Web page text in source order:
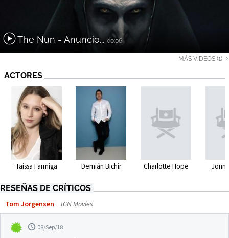
The Nun - Anuncio... 00:06
MÁS VIDEOS (1)
ACTORES
Taissa Farmiga Demián Bichir Charlotte Hope
RESEÑAS DE CRÍTICOS
Tom Jorgensen IGN Movies
08/Sep/18